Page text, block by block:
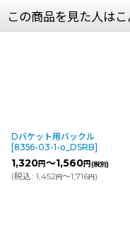
この商品を見た人は
Dバケット用バックル
[8356-03-1-o_DSRB]
1,320円～1,560円(税別)
(税込: 1,452円～1,716円)